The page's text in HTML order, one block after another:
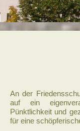
An der
auf ein
Pünktlichkeit und
für eine